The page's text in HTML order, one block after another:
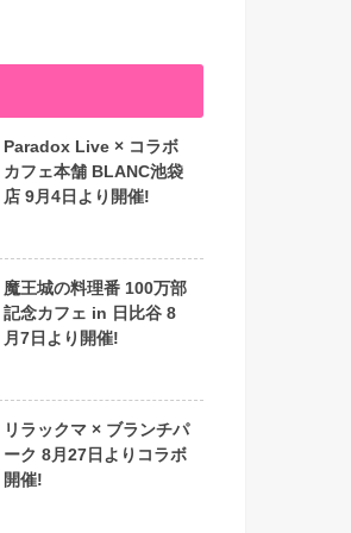
Paradox Live × コラボ
カフェ本舗 BLANC池袋
店 9月4日より開催!
魔王城の料理番 100万部
記念カフェ in 日比谷 8
月7日より開催!
リラックマ × ブランチパ
ーク 8月27日よりコラボ
開催!